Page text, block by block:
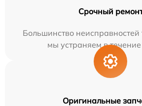
Срочный
Большинство неисправностей
мы устраняем в
Оригинальные